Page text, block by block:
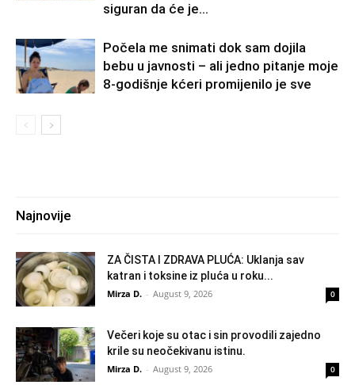
siguran da će je...
Počela me snimati dok sam dojila
bebu u javnosti – ali jedno pitanje moje
8-godišnje kćeri promijenilo je sve
Najnovije
ZA ČISTA I ZDRAVA PLUĆA: Uklanja sav
katran i toksine iz pluća u roku...
Mirza D. - August 9, 2026 0
Večeri koje su otac i sin provodili zajedno
krile su neočekivanu istinu.
Mirza D. - August 9, 2026 0